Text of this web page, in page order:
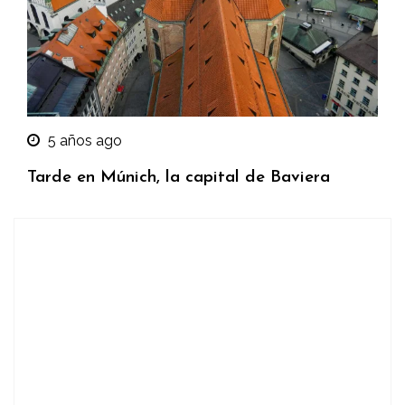
5 años ago
Tarde en Múnich, la capital de Baviera